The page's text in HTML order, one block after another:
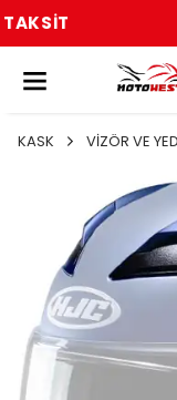
KASK VİZÖR VE